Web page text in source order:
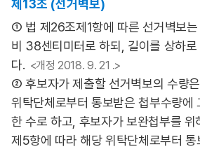
제13조 (선거벽보)
① 법 제26조제1항에 따른 선거벽보
비 38센티미터로 하되, 길이를 상하
다. <개정 2018. 9. 21 .>
② 후보자가 제출할 선거벽보의 수량
위탁단체로부터 통보받은 첩부수량에
한 수로 하고, 후보자가 보완첩부를 위
제5항에 따라 해당 위탁단체로부터 통